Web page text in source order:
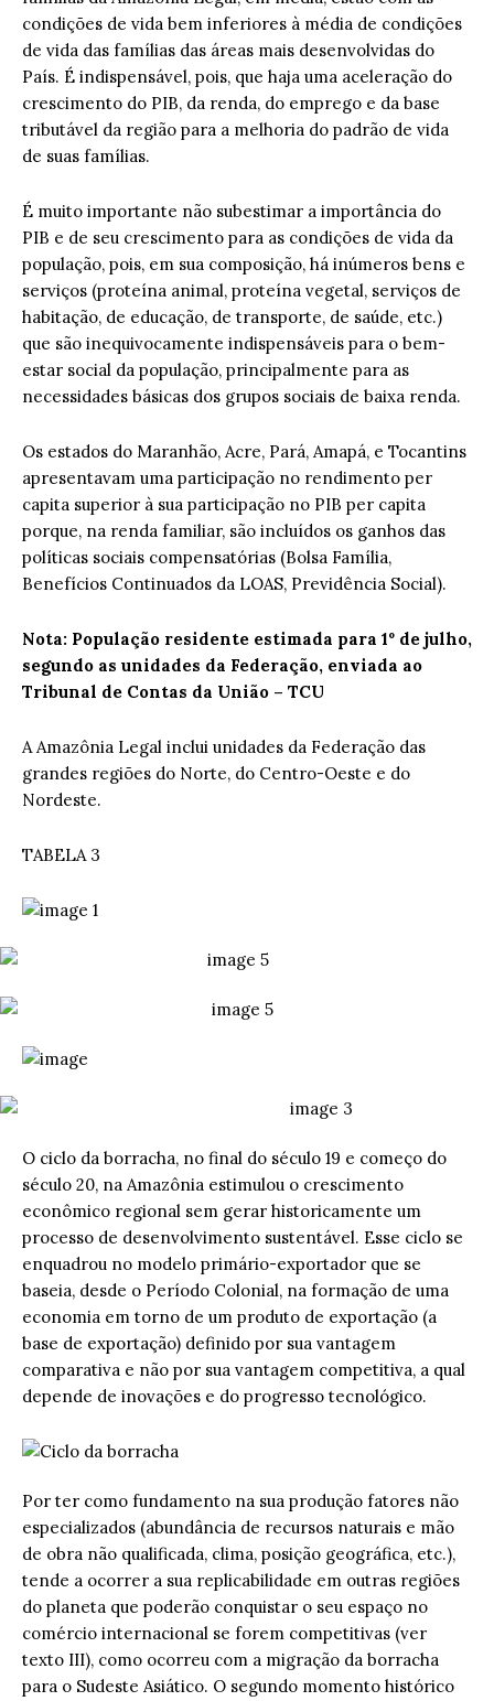
condições de vida bem inferiores à média de condições
de vida das famílias das áreas mais desenvolvidas do
País. É indispensável, pois, que haja uma aceleração do
crescimento do PIB, da renda, do emprego e da base
tributável da região para a melhoria do padrão de vida
de suas famílias.
É muito importante não subestimar a importância do
PIB e de seu crescimento para as condições de vida da
população, pois, em sua composição, há inúmeros bens e
serviços (proteína animal, proteína vegetal, serviços de
habitação, de educação, de transporte, de saúde, etc.)
que são inequivocamente indispensáveis para o bem-
estar social da população, principalmente para as
necessidades básicas dos grupos sociais de baixa renda.
Os estados do Maranhão, Acre, Pará, Amapá, e Tocantins
apresentavam uma participação no rendimento per
capita superior à sua participação no PIB per capita
porque, na renda familiar, são incluídos os ganhos das
políticas sociais compensatórias (Bolsa Família,
Benefícios Continuados da LOAS, Previdência Social).
Nota: População residente estimada para 1º de julho,
segundo as unidades da Federação, enviada ao
Tribunal de Contas da União – TCU
A Amazônia Legal inclui unidades da Federação das
grandes regiões do Norte, do Centro-Oeste e do
Nordeste.
TABELA 3
O ciclo da borracha, no final do século 19 e começo do
século 20, na Amazônia estimulou o crescimento
econômico regional sem gerar historicamente um
processo de desenvolvimento sustentável. Esse ciclo se
enquadrou no modelo primário-exportador que se
baseia, desde o Período Colonial, na formação de uma
economia em torno de um produto de exportação (a
base de exportação) definido por sua vantagem
comparativa e não por sua vantagem competitiva, a qual
depende de inovações e do progresso tecnológico.
Por ter como fundamento na sua produção fatores não
especializados (abundância de recursos naturais e mão
de obra não qualificada, clima, posição geográfica, etc.),
tende a ocorrer a sua replicabilidade em outras regiões
do planeta que poderão conquistar o seu espaço no
comércio internacional se forem competitivas (ver
texto III), como ocorreu com a migração da borracha
para o Sudeste Asiático. O segundo momento histórico